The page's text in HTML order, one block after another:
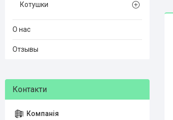
Котушки
О нас
Отзывы